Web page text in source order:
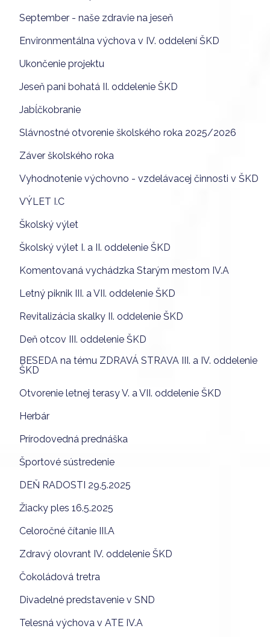
September - naše zdravie na jeseň
Environmentálna výchova v IV. oddelení ŠKD
Ukončenie projektu
Jeseň pani bohatá II. oddelenie ŠKD
Jabĺčkobranie
Slávnostné otvorenie školského roka 2025/2026
Záver školského roka
Vyhodnotenie výchovno - vzdelávacej činnosti v ŠKD
VÝLET I.C
Školský výlet
Školský výlet I. a II. oddelenie ŠKD
Komentovaná vychádzka Starým mestom IV.A
Letný piknik III. a VII. oddelenie ŠKD
Revitalizácia skalky II. oddelenie ŠKD
Deň otcov III. oddelenie ŠKD
BESEDA na tému ZDRAVÁ STRAVA III. a IV. oddelenie
ŠKD
Otvorenie letnej terasy V. a VII. oddelenie ŠKD
Herbár
Prírodovedná prednáška
Športové sústredenie
DEŇ RADOSTI 29.5.2025
Žiacky ples 16.5.2025
Celoročné čítanie III.A
Zdravý olovrant IV. oddelenie ŠKD
Čokoládová tretra
Divadelné predstavenie v SND
Telesná výchova v ATE IV.A